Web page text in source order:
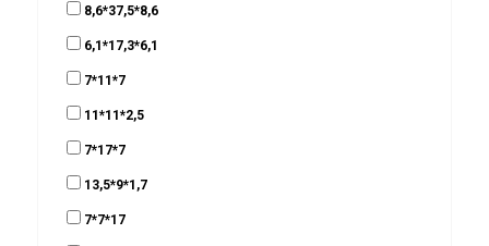
8,6*37,5*8,6
6,1*17,3*6,1
7*11*7
11*11*2,5
7*17*7
13,5*9*1,7
7*7*17